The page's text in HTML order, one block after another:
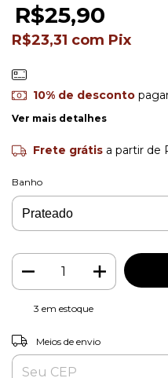
R$25,90
R$23,31 com Pix
10% de desconto
Ver mais detalhes
Frete grátis a partir de
Banho
3 em estoque
Entregas para o CEP:
Meios de envio